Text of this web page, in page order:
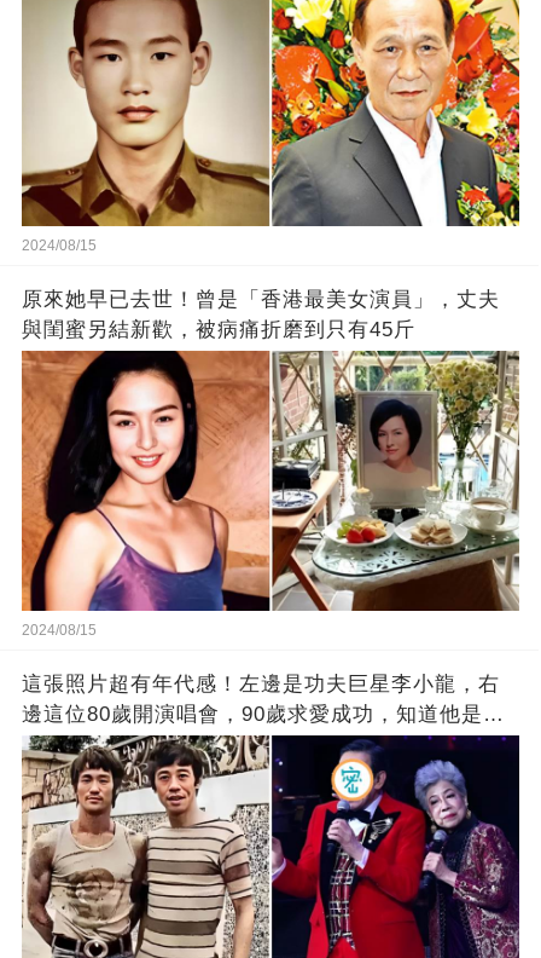
2024/08/15
原來她早已去世！曾是「香港最美女演員」，丈夫
與閨蜜另結新歡，被病痛折磨到只有45斤
2024/08/15
這張照片超有年代感！左邊是功夫巨星李小龍，右
邊這位80歲開演唱會，90歲求愛成功，知道他是誰
嗎